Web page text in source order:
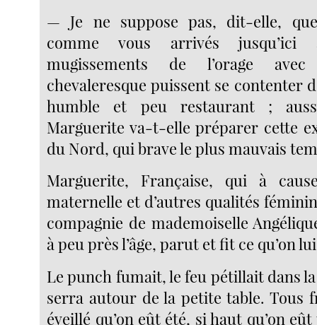
— Je ne suppose pas, dit-elle,
comme vous arrivés
mugissements de l’orage
chevaleresque puissent se contenter
humble et peu restaurant ;
Marguerite va-t-elle préparer cette
du Nord, qui brave le plus mauvais
Marguerite, Française, qui à
maternelle et d’autres qualités
compagnie de mademoiselle
à peu près l’âge, parut et fit ce qu’on
Le punch fumait, le feu pétillait dans
serra autour de la petite table. Tous
éveillé qu’on eût été, si haut qu’on